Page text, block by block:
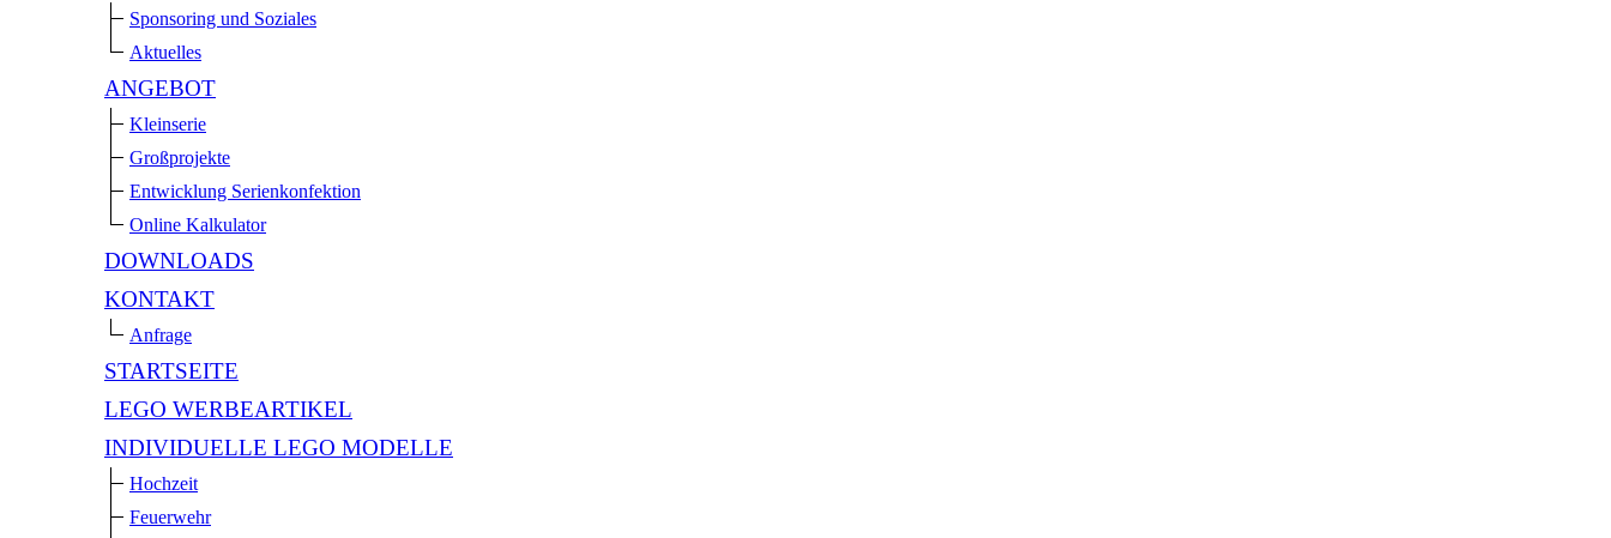
Sponsoring und Soziales
Aktuelles
ANGEBOT
Kleinserie
Großprojekte
Entwicklung Serienkonfektion
Online Kalkulator
DOWNLOADS
KONTAKT
Anfrage
STARTSEITE
LEGO WERBEARTIKEL
INDIVIDUELLE LEGO MODELLE
Hochzeit
Feuerwehr